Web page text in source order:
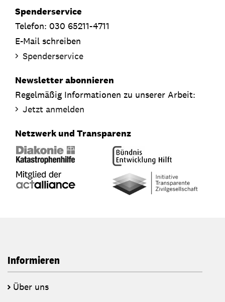
Spenderservice
Telefon: 030 65211-4711
E-Mail schreiben
Spenderservice
Newsletter abonnieren
Regelmäßig Informationen zu unserer Arbeit:
Jetzt anmelden
Netzwerk und Transparenz
Informieren
Über uns